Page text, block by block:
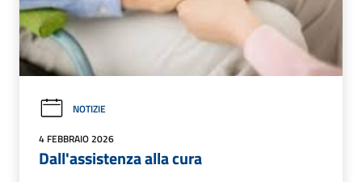
NOTIZIE
4 FEBBRAIO 2026
Dall'assistenza alla cura